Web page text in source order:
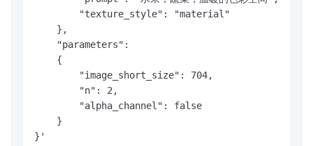
        "texture_style": "material"
    },
    "parameters":
    {
        "image_short_size": 704,
        "n": 2,
        "alpha_channel": false
    }
}'